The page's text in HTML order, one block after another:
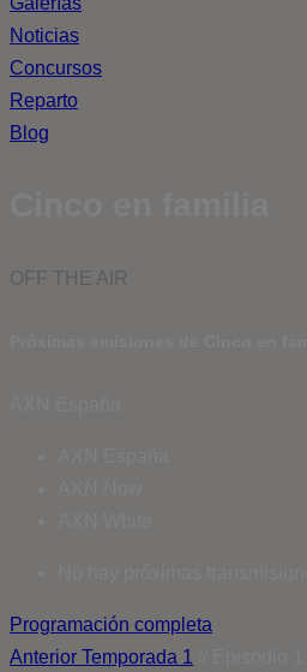
Noticias
Concursos
Reparto
Blog
OFF THE AIR
Programación completa
Anterior Temporada 1